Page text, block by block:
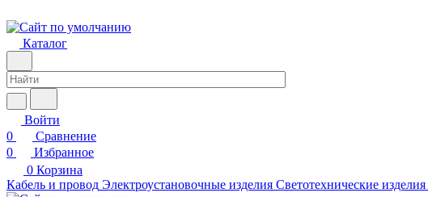
Каталог
Войти
0
Сравнение
0
Избранное
0 Корзина
Кабель и провод Электроустановочные изделия Светотехнические изделия